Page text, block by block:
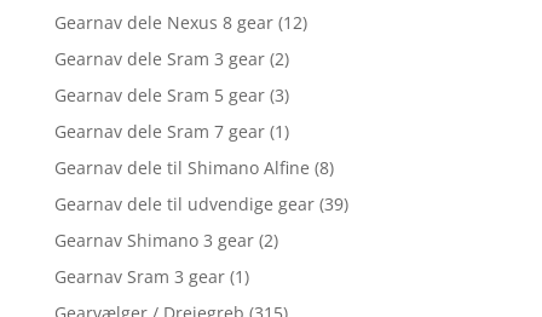
Gearnav dele Nexus 8 gear (12)
Gearnav dele Sram 3 gear (2)
Gearnav dele Sram 5 gear (3)
Gearnav dele Sram 7 gear (1)
Gearnav dele til Shimano Alfine (8)
Gearnav dele til udvendige gear (39)
Gearnav Shimano 3 gear (2)
Gearnav Sram 3 gear (1)